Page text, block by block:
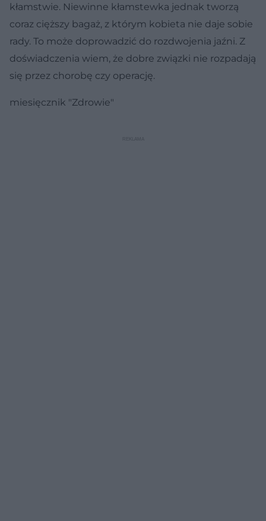
kłamstwie. Niewinne kłamstewka jednak tworzą
coraz cięższy bagaż, z którym kobieta nie daje sobie
rady. To może doprowadzić do rozdwojenia jaźni. Z
doświadczenia wiem, że dobre związki nie rozpadają
się przez chorobę czy operację.
miesięcznik "Zdrowie"